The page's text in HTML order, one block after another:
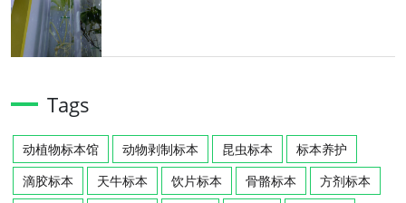
Tags
动植物标本馆 动物剥制标本 昆虫标本
标本养护
滴胶标本
天牛标本 饮片标本 骨骼标本
方剂标本